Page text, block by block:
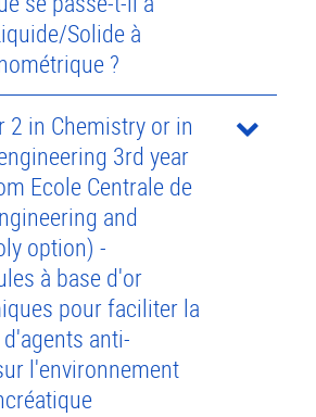
Solide à
?
2 in Chemistry or in
3rd year
Ecole Centrale de
and
option) -
à base d'or
pour faciliter la
anti-
l'environnement